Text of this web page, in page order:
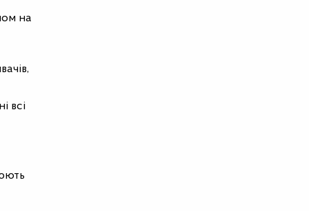
на
всі